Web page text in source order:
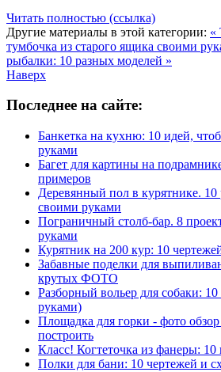
Читать полностью (ссылка)
Другие материалы в этой категории: «
тумбочка из старого ящика своими
рыбалки: 10 разных моделей »
Наверх
Последнее на сайте:
Банкетка на кухню: 10 идей,
руками
Багет для картины на
примеров
Деревянный пол в курятнике. 10
своими руками
Пограничный столб-бар. 8
руками
Курятник на 200 кур: 10
Забавные поделки для
крутых ФОТО
Разборный вольер для собаки:
руками)
Площадка для горки - фото
построить
Класс! Когтеточка из фанеры:
Полки для бани: 10 чертежей и